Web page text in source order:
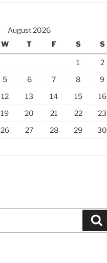
August 2026
W T F S S
1
2
5 6 7 8
9
12 13 14 15
16
19 20 21 22
23
26 27 28 29
30